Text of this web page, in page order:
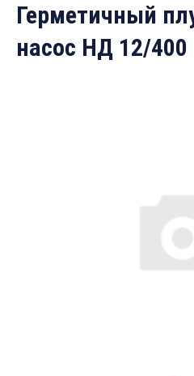
Герметичный
насос НД 12/